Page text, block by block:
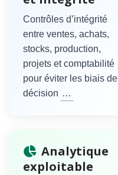
Contrôles d’intégrité
entre ventes, achats,
stocks, production,
projets et comptabilité
pour éviter les biais de
décision …
Analytique
exploitable